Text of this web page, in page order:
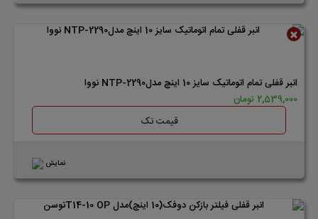
انبر قفلی تمام اتوماتیک سایز 10 اینچ مدلNTP-2290 نووا
2,539,000 تومان
قیمت تک
نمایش